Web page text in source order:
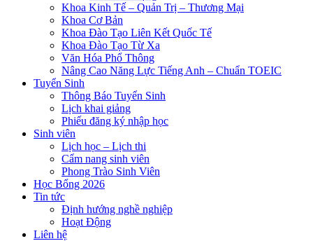
Khoa Kinh Tế – Quản Trị – Thương Mại
Khoa Cơ Bản
Khoa Đào Tạo Liên Kết Quốc Tế
Khoa Đào Tạo Từ Xa
Văn Hóa Phổ Thông
Nâng Cao Năng Lực Tiếng Anh – Chuẩn TOEIC
Tuyển Sinh
Thông Báo Tuyển Sinh
Lịch khai giảng
Phiếu đăng ký nhập học
Sinh viên
Lịch học – Lịch thi
Cẩm nang sinh viên
Phong Trào Sinh Viên
Học Bổng 2026
Tin tức
Định hướng nghề nghiệp
Hoạt Động
Liên hệ